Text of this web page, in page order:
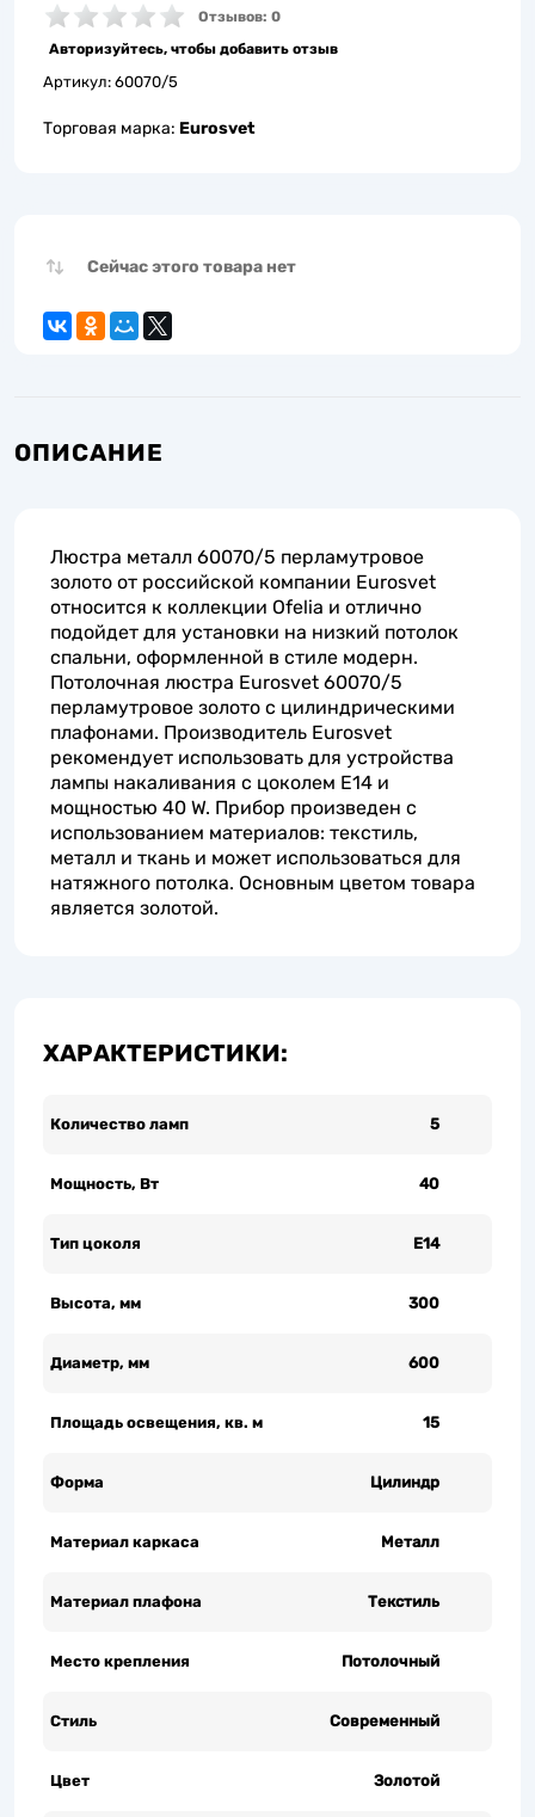
Отзывов: 0
Авторизуйтесь, чтобы добавить отзыв
Артикул: 60070/5
Торговая марка: Eurosvet
Сейчас этого товара нет
ОПИСАНИЕ
Люстра металл 60070/5 перламутровое
золото от российской компании Eurosvet
относится к коллекции Ofelia и отлично
подойдет для установки на низкий потолок
спальни, оформленной в стиле модерн.
Потолочная люстра Eurosvet 60070/5
перламутровое золото с цилиндрическими
плафонами. Производитель Eurosvet
рекомендует использовать для устройства
лампы накаливания с цоколем E14 и
мощностью 40 W. Прибор произведен с
использованием материалов: текстиль,
металл и ткань и может использоваться для
натяжного потолка. Основным цветом товара
является золотой.
ХАРАКТЕРИСТИКИ:
Количество ламп 5
Мощность, Вт 40
Тип цоколя Е14
Высота, мм 300
Диаметр, мм 600
Площадь освещения, кв. м 15
Форма Цилиндр
Материал каркаса Металл
Материал плафона Текстиль
Место крепления Потолочный
Стиль Современный
Цвет Золотой